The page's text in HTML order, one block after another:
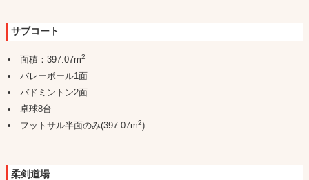
サブコート
面積：397.07m2
バレーボール1面
バドミントン2面
卓球8台
フットサル半面のみ(397.07m2)
柔剣道場